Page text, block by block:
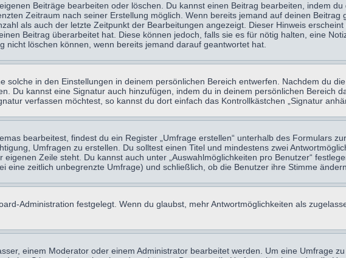
Beiträge bearbeiten oder löschen. Du kannst einen Beitrag bearbeiten, indem du
Zeitraum nach seiner Erstellung möglich. Wenn bereits jemand auf deinen Beitrag
als auch der letzte Zeitpunkt der Bearbeitungen angezeigt. Dieser Hinweis
Beitrag überarbeitet hat. Diese können jedoch, falls sie es für nötig halten, eine
löschen können, wenn bereits jemand darauf geantwortet hat.
in den Einstellungen in deinem persönlichen Bereich entwerfen. Nachdem du
Du kannst eine Signatur auch hinzufügen, indem du in deinem persönlichen Bereich
verfassen möchtest, so kannst du dort einfach das Kontrollkästchen „Signatur
bearbeitest, findest du ein Register „Umfrage erstellen“ unterhalb des Formulars
Umfragen zu erstellen. Du solltest einen Titel und mindestens zwei
Zeile steht. Du kannst auch unter „Auswahlmöglichkeiten pro Benutzer“
zeitlich unbegrenzte Umfrage) und schließlich, ob die Benutzer ihre Stimme
Administration festgelegt. Wenn du glaubst, mehr Antwortmöglichkeiten als
einem Moderator oder einem Administrator bearbeitet werden. Um eine Umfrage